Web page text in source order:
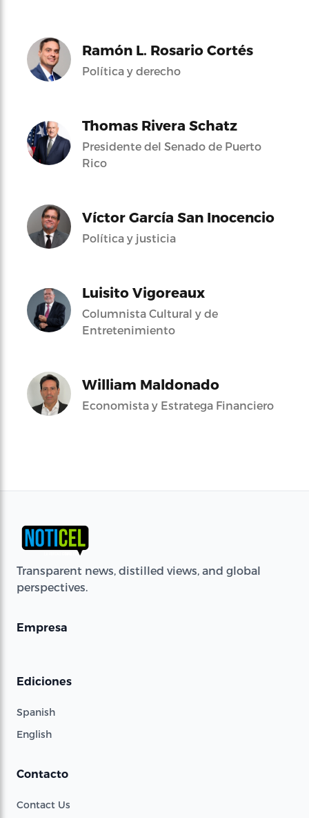
Ramón L. Rosario Cortés
Política y derecho
Thomas Rivera Schatz
Presidente del Senado de Puerto
Rico
Víctor García San Inocencio
Política y justicia
Luisito Vigoreaux
Columnista Cultural y de
Entretenimiento
William Maldonado
Economista y Estratega Financiero
Transparent news, distilled views, and global
perspectives.
Empresa
Ediciones
Spanish
English
Contacto
Contact Us